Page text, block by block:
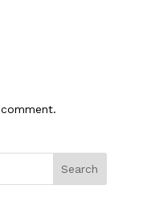
Search